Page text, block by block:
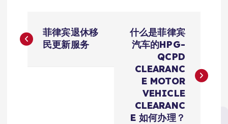
章
菲律宾退休移
民更新服务
什么是菲律宾
汽车的HPG-
QCPD
CLEARANC
E MOTOR
VEHICLE
CLEARANC
E 如何办理？